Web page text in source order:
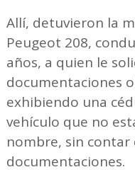
Allí, detuvieron la
Peugeot 208,
años, a quien le
documentaciones
exhibiendo una
vehículo que no
nombre, sin contar
documentaciones.